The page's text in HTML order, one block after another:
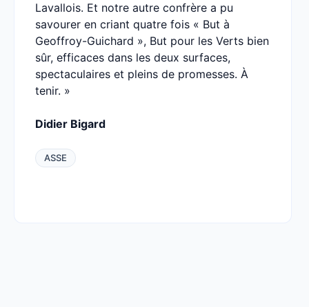
Lavallois. Et notre autre confrère a pu
savourer en criant quatre fois « But à
Geoffroy-Guichard », But pour les Verts bien
sûr, efficaces dans les deux surfaces,
spectaculaires et pleins de promesses. À
tenir. »
Didier Bigard
ASSE